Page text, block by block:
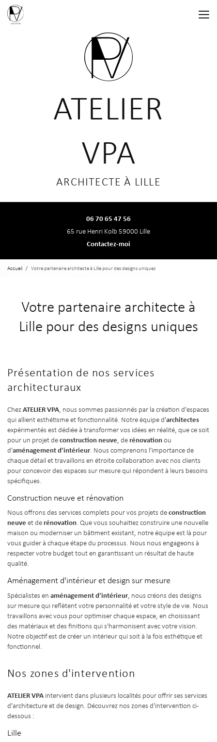
Aller
contenu
ATELIER
VPA
ARCHITECTE À LILLE
06 70 65 47 56
65 rue Henri Kolb 59000 Lille
Contactez-moi
Accueil Votre partenaire architecte à Lille pour des designs uniques
Votre partenaire architecte à
Lille pour des designs uniques
Présentation de nos services
architecturaux
ChezATELIER VPA, nous sommes passionnés par la création d'espaces
qui allient esthétisme et fonctionnalité. Notre équipe d'architectes
expérimentés est dédiée à transformer vos idées en réalité, que ce soit
pour un projet deconstruction neuve, de rénovationou
d'aménagement d'intérieur. Nous comprenons l'importance de
chaque détail et travaillons en étroite collaboration avec nos clients
pour concevoir des espaces sur mesure qui répondent à leurs besoins
spécifiques.
Construction neuve et rénovation
Nous offrons des services complets pour vos projets deconstruction
neuve et de rénovation. Que vous souhaitiez construire une nouvelle
maison ou moderniser un bâtiment existant, notre équipe est là pour
vous guider à chaque étape du processus. Nous nous engageons à
respecter votre budget tout en garantissant un résultat de haute
qualité.
Aménagement d'intérieur et design sur mesure
Spécialistes en aménagement d'intérieur , nous créons des designs
sur mesure qui reflètent votre personnalité et votre style de vie. Nous
travaillons avec vous pour optimiser chaque espace, en choisissant
des matériaux et des finitions qui s'harmonisent avec votre vision.
Notre objectif est de créer un intérieur qui soit à la fois esthétique et
fonctionnel.
Nos zones d'intervention
ATELIER VPA intervient dans plusieurs localités pour offrir ses services
d'architecture et de design. Découvrez nos zones d'intervention ci-
dessous :
Lille